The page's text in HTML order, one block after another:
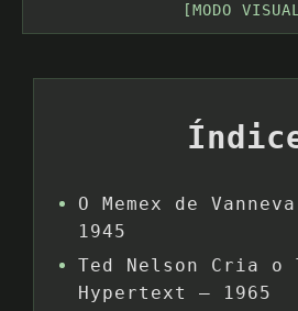
[MODO
O Memex de
1945
Ted Nelson Cria o
Hypertext – 1965